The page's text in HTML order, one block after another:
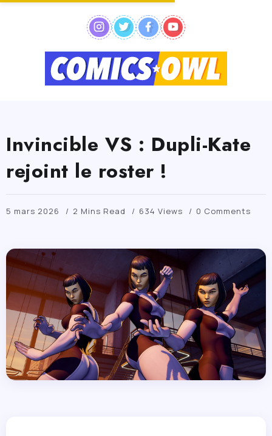
Invincible VS : Dupli-Kate
rejoint le roster !
5 mars 2026 2 Mins Read 634 Views 0 Comments